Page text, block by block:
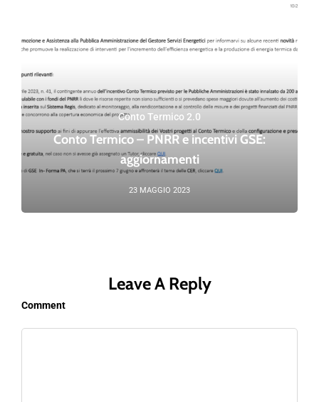
Conto Termico 2.0
Conto Termico – PNRR e incentivi GSE:
aggiornamenti
23 MAGGIO 2023
Leave A Reply
Comment